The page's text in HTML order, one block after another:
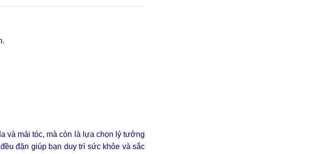
và mái tóc, mà còn là lựa chọn lý tưởng
đặn giúp bạn duy trì sức khỏe và sắc